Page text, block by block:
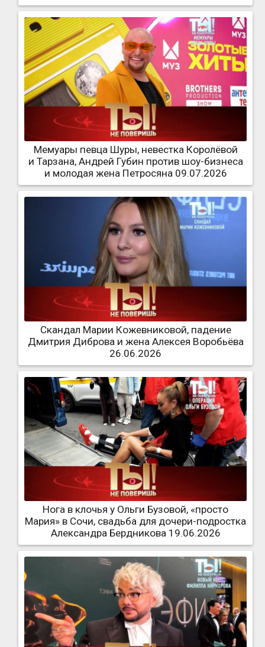
Мемуары певца Шуры, невестка Королёвой
и Тарзана, Андрей Губин против шоу-бизнеса
и молодая жена Петросяна 09.07.2026
Скандал Марии Кожевниковой, падение
Дмитрия Диброва и жена Алексея Воробьёва
26.06.2026
Нога в клочья у Ольги Бузовой, «просто
Мария» в Сочи, свадьба для дочери-подростка
Александра Бердникова 19.06.2026